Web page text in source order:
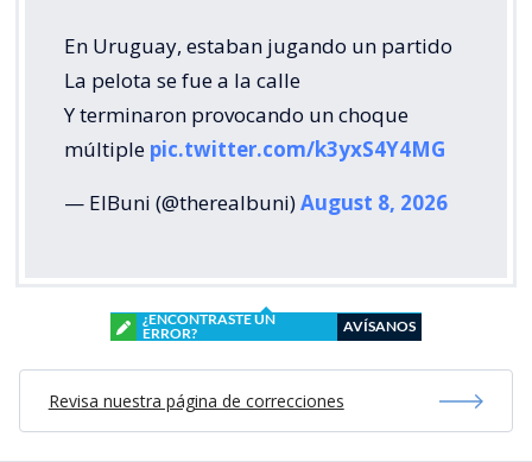
En Uruguay, estaban jugando un partido
La pelota se fue a la calle
Y terminaron provocando un choque
múltiple pic.twitter.com/k3yxS4Y4MG
— ElBuni (@therealbuni)August 8, 2026
¿ENCONTRASTE UN
ERROR?
AVÍSANOS
Revisa nuestra página de correcciones